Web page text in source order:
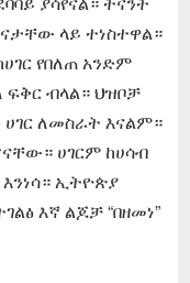
ላይ ተነስተዋል።
የበለጠ አንድም
ፍቅር ብላል። ህዝቦቻ
ሀገር ለመስራት እናልም።
ሀገርም ከሀሳብ
ኢትዮጵያ
እኛ ልጆቻ “በዘመነ”